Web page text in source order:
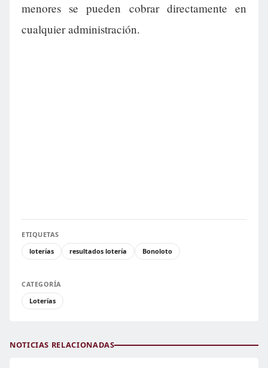
menores se pueden cobrar directamente en
cualquier administración.
ETIQUETAS
loterías
resultados lotería Bonoloto
CATEGORÍA
Loterías
NOTICIAS RELACIONADAS